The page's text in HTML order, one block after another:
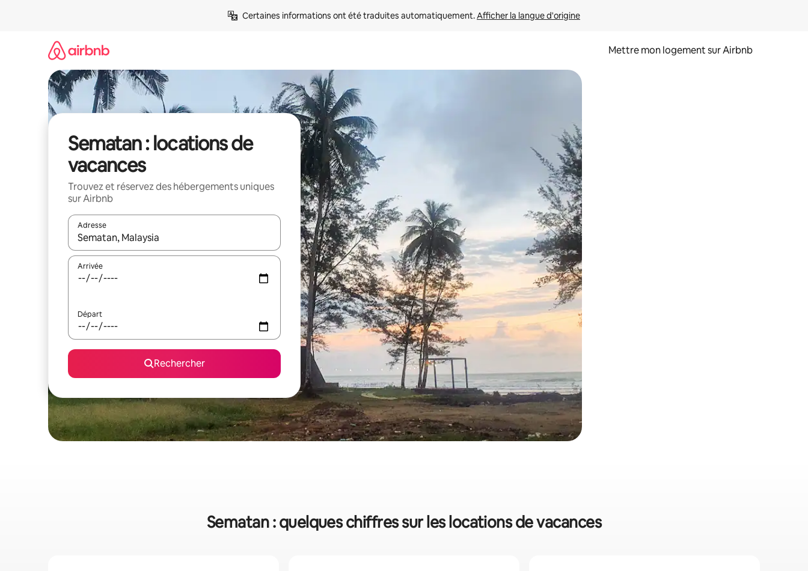
Certaines informations ont été traduites automatiquement. Afficher la langue d'origine
Mettre mon logement sur Airbnb
Sematan : locations de
vacances
Trouvez et réservez des hébergements uniques
sur Airbnb
Adresse
Lorsque les résultats s'affichent, utilisez les flèches vers le haut et vers le bas pour les parcourir ou en appuyant et en faisant glisser.
Arrivée
Départ
Rechercher
Sematan : quelques chiffres sur les locations de vacances